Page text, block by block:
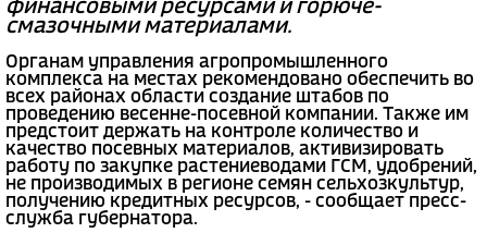
финансовыми ресурсами и горюче-
смазочными материалами.
Органам управления агропромышленного
комплекса на местах рекомендовано обеспечить во
всех районах области создание штабов по
проведению весенне-посевной компании. Также им
предстоит держать на контроле количество и
качество посевных материалов, активизировать
работу по закупке растениеводами ГСМ, удобрений,
не производимых в регионе семян сельхозкультур,
получению кредитных ресурсов, - сообщает пресс-
служба губернатора.